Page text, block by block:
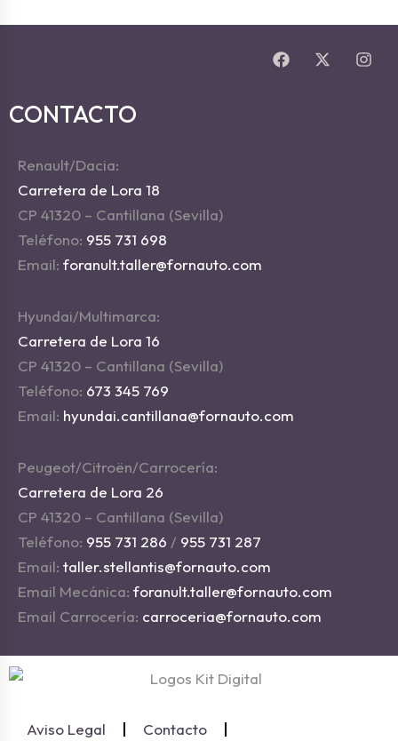
CONTACTO
Renault/Dacia:
Carretera de Lora 18
CP 41320 – Cantillana (Sevilla)
Teléfono: 955 731 698
Email: foranult.taller@fornauto.com
Hyundai/Multimarca:
Carretera de Lora 16
CP 41320 – Cantillana (Sevilla)
Teléfono: 673 345 769
Email: hyundai.cantillana@fornauto.com
Peugeot/Citroën/Carrocería:
Carretera de Lora 26
CP 41320 – Cantillana (Sevilla)
Teléfono: 955 731 286 / 955 731 287
Email: taller.stellantis@fornauto.com
Email Mecánica: foranult.taller@fornauto.com
Email Carrocería: carroceria@fornauto.com
Aviso Legal Contacto